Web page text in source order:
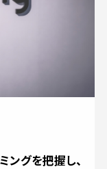
ングを把握し、